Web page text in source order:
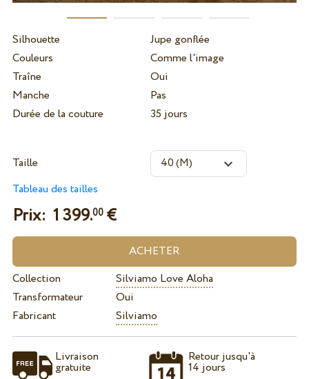
Silhouette
Jupe gonflée
Couleurs
Comme l'image
Traîne
Oui
Manche
Pas
Durée de la couture
35 jours
Taille
Tableau des tailles
Prix: 1 399.00€
Collection
Silviamo Love Aloha
Transformateur
Oui
Fabricant
Silviamo
Livraison
gratuite
Retour jusqu'à
14 jours